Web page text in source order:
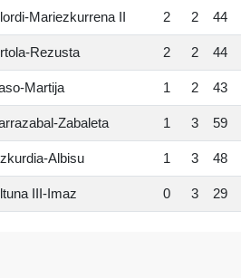
Mariezkurrena II 2 2 44
Rezusta 2 2 44
Martija 1 2 43
Zabaleta 1 3 59
Albisu 1 3 48
III-Imaz 0 3 29